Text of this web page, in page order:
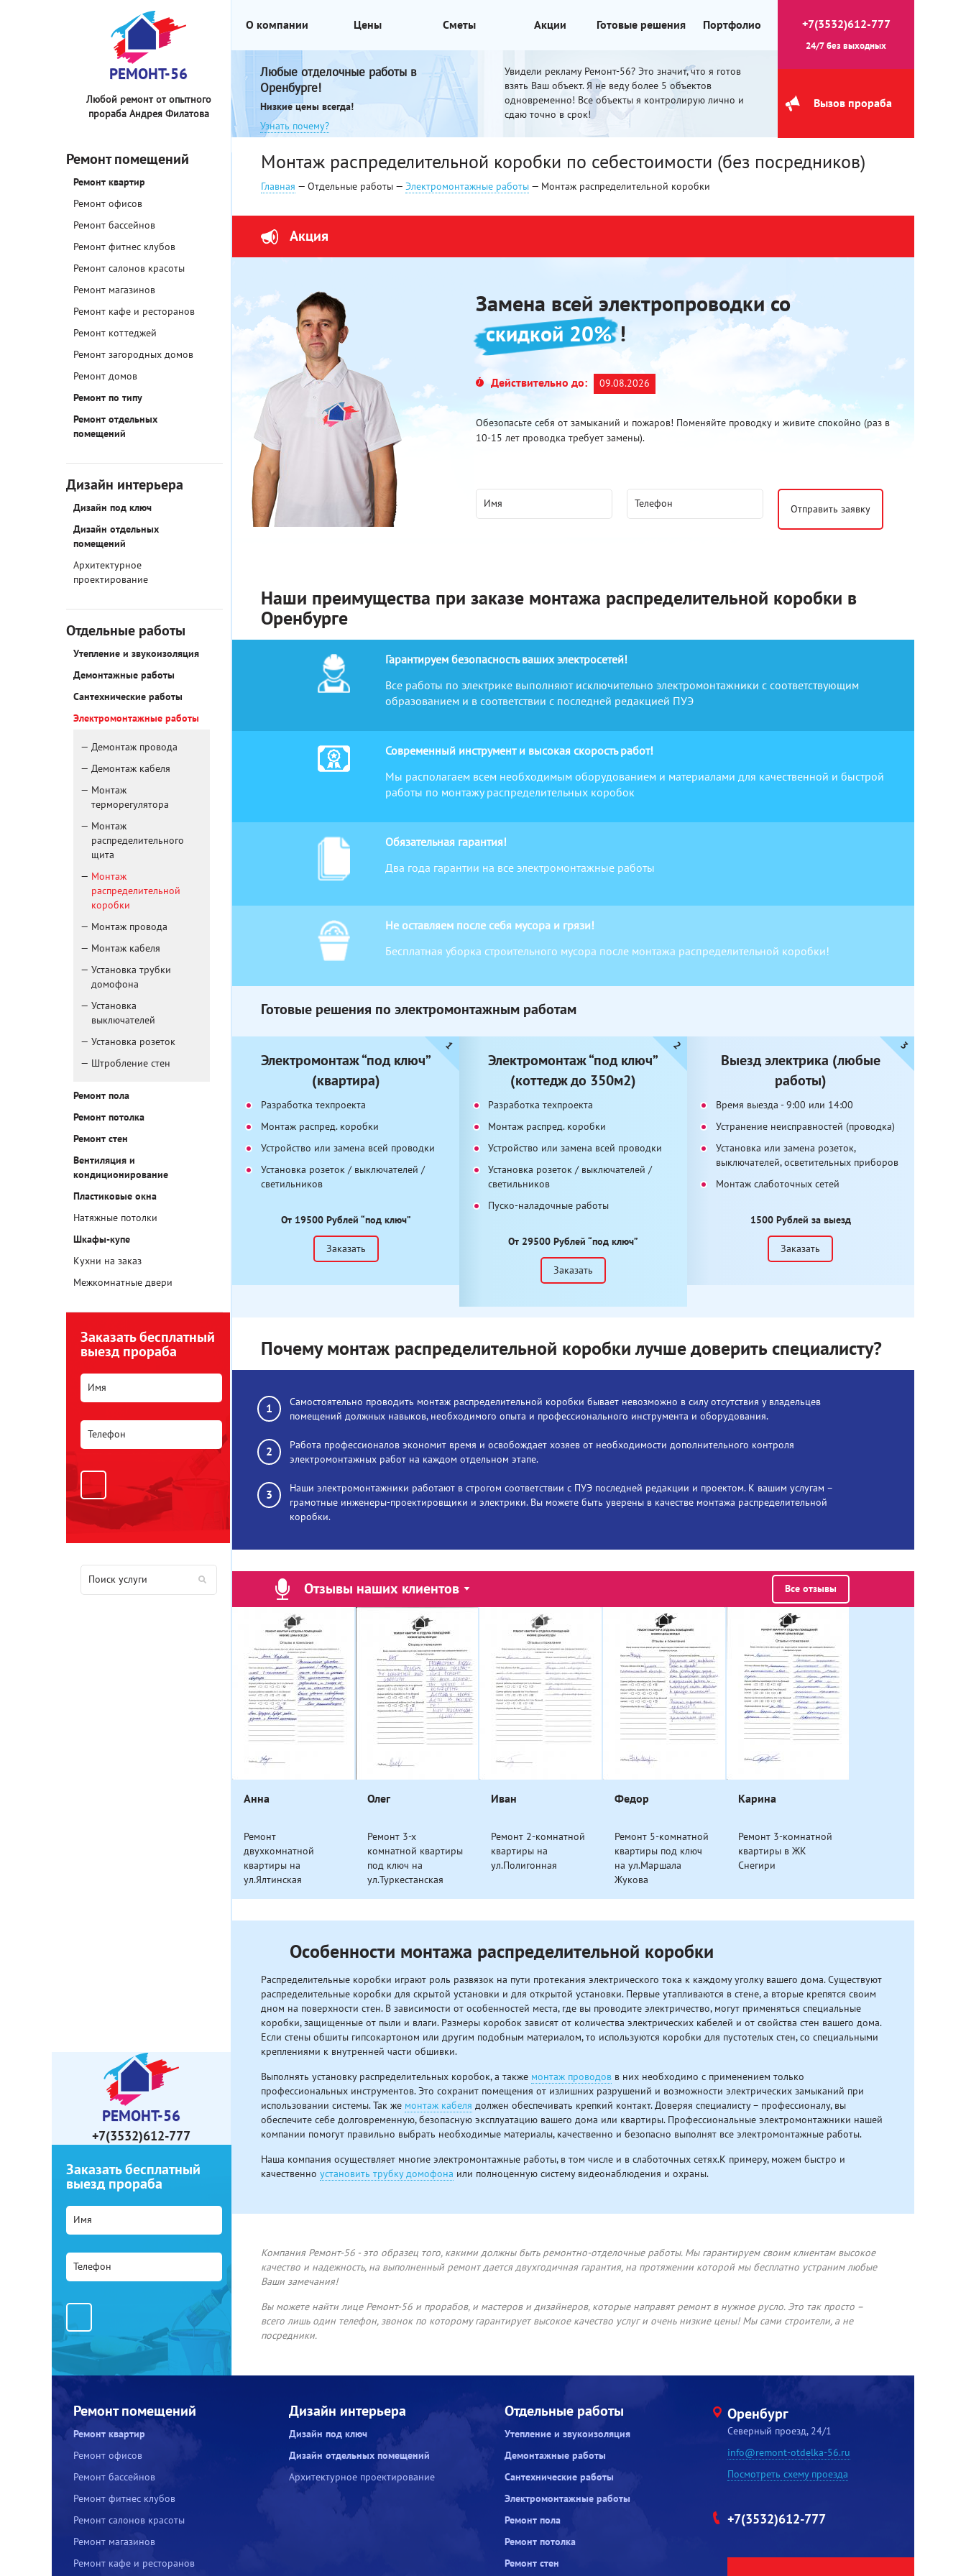
РЕМОНТ-56
Любой ремонт от опытного
прораба Андрея Филатова
О компании Цены Сметы Акции Готовые решения Портфолио
Любые отделочные работы в
Оренбурге!
Низкие цены всегда!
Узнать почему?
Увидели рекламу Ремонт-56? Это значит, что я готов
взять Ваш объект. Я не веду более 5 объектов
одновременно! Все объекты я контролирую лично и
сдаю точно в срок!
+7(3532)612-777
24/7 без выходных
Вызов прораба
Ремонт помещений
Ремонт квартир
Ремонт офисов
Ремонт бассейнов
Ремонт фитнес клубов
Ремонт салонов красоты
Ремонт магазинов
Ремонт кафе и ресторанов
Ремонт коттеджей
Ремонт загородных домов
Ремонт домов
Ремонт по типу
Ремонт отдельных
помещений
Дизайн интерьера
Дизайн под ключ
Дизайн отдельных
помещений
Архитектурное
проектирование
Отдельные работы
Утепление и звукоизоляция
Демонтажные работы
Сантехнические работы
Электромонтажные работы
Демонтаж провода
Демонтаж кабеля
Монтаж
терморегулятора
Монтаж
распределительного
щита
Монтаж
распределительной
коробки
Монтаж провода
Монтаж кабеля
Установка трубки
домофона
Установка
выключателей
Установка розеток
Штробление стен
Ремонт пола
Ремонт потолка
Ремонт стен
Вентиляция и
кондиционирование
Пластиковые окна
Натяжные потолки
Шкафы-купе
Кухни на заказ
Межкомнатные двери
Заказать бесплатный
выезд прораба
РЕМОНТ-56
+7(3532)612-777
Заказать бесплатный
выезд прораба
Монтаж распределительной коробки по себестоимости (без посредников)
Главная — Отдельные работы — Электромонтажные работы — Монтаж распределительной коробки
Акция
Замена всей электропроводки со
скидкой 20% !
Действительно до: 09.08.2026
Обезопасьте себя от замыканий и пожаров! Поменяйте проводку и живите спокойно (раз в
10-15 лет проводка требует замены).
Наши преимущества при заказе монтажа распределительной коробки в
Оренбурге
Гарантируем безопасность ваших электросетей!
Все работы по электрике выполняют исключительно электромонтажники с соответствующим
образованием и в соответствии с последней редакцией ПУЭ
Современный инструмент и высокая скорость работ!
Мы располагаем всем необходимым оборудованием и материалами для качественной и быстрой
работы по монтажу распределительных коробок
Обязательная гарантия!
Два года гарантии на все электромонтажные работы
Не оставляем после себя мусора и грязи!
Бесплатная уборка строительного мусора после монтажа распределительной коробки!
Готовые решения по электромонтажным работам
Электромонтаж “под ключ”
(квартира)
Разработка техпроекта
Монтаж распред. коробки
Устройство или замена всей проводки
Установка розеток / выключателей /
светильников
От 19500 Рублей “под ключ”
Заказать
Электромонтаж “под ключ”
(коттедж до 350м2)
Разработка техпроекта
Монтаж распред. коробки
Устройство или замена всей проводки
Установка розеток / выключателей /
светильников
Пуско-наладочные работы
От 29500 Рублей “под ключ”
Заказать
Выезд электрика (любые
работы)
Время выезда - 9:00 или 14:00
Устранение неисправностей (проводка)
Установка или замена розеток,
выключателей, осветительных приборов
Монтаж слаботочных сетей
1500 Рублей за выезд
Заказать
Почему монтаж распределительной коробки лучше доверить специалисту?
Самостоятельно проводить монтаж распределительной коробки бывает невозможно в силу отсутствия у владельцев
помещений должных навыков, необходимого опыта и профессионального инструмента и оборудования.
Работа профессионалов экономит время и освобождает хозяев от необходимости дополнительного контроля
электромонтажных работ на каждом отдельном этапе.
Наши электромонтажники работают в строгом соответствии с ПУЭ последней редакции и проектом. К вашим услугам –
грамотные инженеры-проектировщики и электрики. Вы можете быть уверены в качестве монтажа распределительной
коробки.
Отзывы наших клиентов Все отзывы
Анна
Ремонт
двухкомнатной
квартиры на
ул.Ялтинская
Олег
Ремонт 3-х
комнатной квартиры
под ключ на
ул.Туркестанская
Иван
Ремонт 2-комнатной
квартиры на
ул.Полигонная
Федор
Ремонт 5-комнатной
квартиры под ключ
на ул.Маршала
Жукова
Карина
Ремонт 3-комнатной
квартиры в ЖК
Снегири
Особенности монтажа распределительной коробки
Распределительные коробки играют роль развязок на пути протекания электрического тока к каждому уголку вашего дома. Существуют
распределительные коробки для скрытой установки и для открытой установки. Первые утапливаются в стене, а вторые крепятся своим
дном на поверхности стен. В зависимости от особенностей места, где вы проводите электричество, могут применяться специальные
коробки, защищенные от пыли и влаги. Размеры коробок зависят от количества электрических кабелей и от свойства стен вашего дома.
Если стены обшиты гипсокартоном или другим подобным материалом, то используются коробки для пустотелых стен, со специальными
креплениями к внутренней части обшивки.
Выполнять установку распределительных коробок, а также монтаж проводов в них необходимо с применением только
профессиональных инструментов. Это сохранит помещения от излишних разрушений и возможности электрических замыканий при
использовании системы. Так же монтаж кабеля должен обеспечивать крепкий контакт. Доверяя специалисту – профессионалу, вы
обеспечите себе долговременную, безопасную эксплуатацию вашего дома или квартиры. Профессиональные электромонтажники нашей
компании помогут правильно выбрать необходимые материалы, качественно и безопасно выполнят все электромонтажные работы.
Наша компания осуществляет многие электромонтажные работы, в том числе и в слаботочных сетях.К примеру, можем быстро и
качественно установить трубку домофона или полноценную систему видеонаблюдения и охраны.
Компания Ремонт-56 - это образец того, какими должны быть ремонтно-отделочные работы. Мы гарантируем своим клиентам высокое
качество и надежность, на выполненный ремонт дается двухгодичная гарантия, на протяжении которой мы бесплатно устраним любые
Ваши замечания!
Вы можете найти лице Ремонт-56 и прорабов, и мастеров и дизайнеров, которые направят ремонт в нужное русло. Это так просто –
всего лишь один телефон, звонок по которому гарантирует высокое качество услуг и очень низкие цены! Мы сами строители, а не
посредники.
Ремонт помещений
Ремонт квартир
Ремонт офисов
Ремонт бассейнов
Ремонт фитнес клубов
Ремонт салонов красоты
Ремонт магазинов
Ремонт кафе и ресторанов
Дизайн интерьера
Дизайн под ключ
Дизайн отдельных помещений
Архитектурное проектирование
Отдельные работы
Утепление и звукоизоляция
Демонтажные работы
Сантехнические работы
Электромонтажные работы
Ремонт пола
Ремонт потолка
Ремонт стен
Оренбург
Северный проезд, 24/1
info@remont-otdelka-56.ru
Посмотреть схему проезда
+7(3532)612-777